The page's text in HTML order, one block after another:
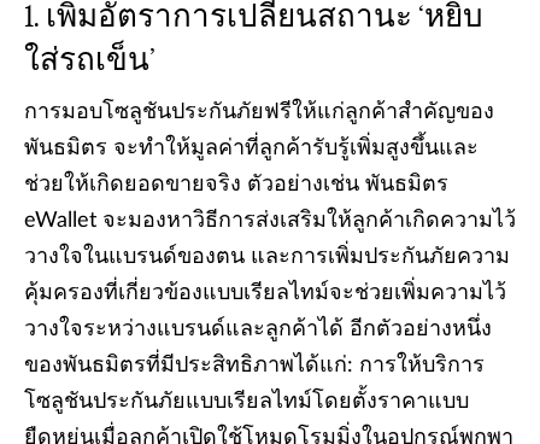
เพิ่มอัตราการเปลี่ยนสถานะ ‘หยิบ
ใส่รถเข็น’
การมอบโซลูชันประกันภัยฟรีให้แก่ลูกค้าสำคัญของ
พันธมิตร จะทำให้มูลค่าที่ลูกค้ารับรู้เพิ่มสูงขึ้นและ
ช่วยให้เกิดยอดขายจริง ตัวอย่างเช่น พันธมิตร
eWallet จะมองหาวิธีการส่งเสริมให้ลูกค้าเกิดความไว้
วางใจในแบรนด์ของตน และการเพิ่มประกันภัยความ
คุ้มครองที่เกี่ยวข้องแบบเรียลไทม์จะช่วยเพิ่มความไว้
วางใจระหว่างแบรนด์และลูกค้าได้ อีกตัวอย่างหนึ่ง
ของพันธมิตรที่มีประสิทธิภาพได้แก่: การให้บริการ
โซลูชันประกันภัยแบบเรียลไทม์โดยตั้งราคาแบบ
ยืดหยุ่นเมื่อลูกค้าเปิดใช้โหมดโรมมิ่งในอุปกรณ์พกพา